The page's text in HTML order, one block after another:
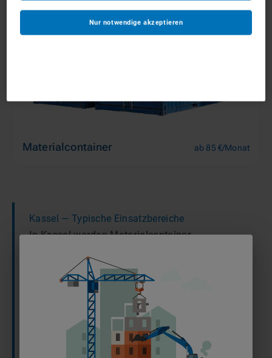
Materialcontainer ab 85 €/Monat
Kassel — Typische Einsatzbereiche
In Kassel werden Materialcontainer
Großprojekten in der Automobilindustrie sowie
für Instandsetzungsarbeiten am zentralen
Schienennetz genutzt. Sie bieten auf
Werksgeländen und entlang von Gleisanlagen
geschützten Stauraum für Spezialwerkzeuge
und Baukomponenten, um einen reibungslosen
Materialfluss direkt vor Ort zu gewährleisten.
Nur notwendige akzeptieren